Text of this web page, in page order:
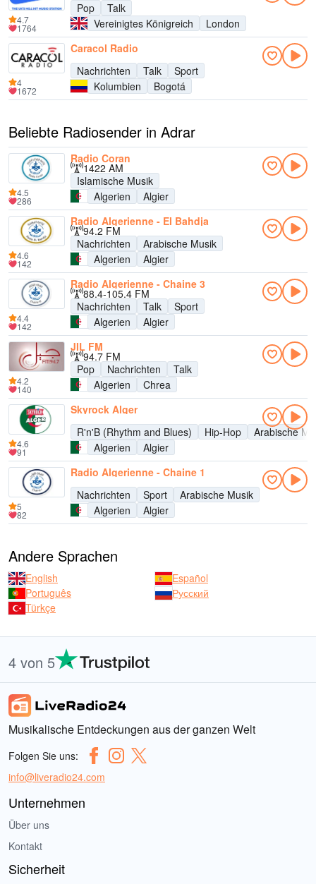
Pop
Talk
Vereinigtes Königreich
London
4.7
1764
Caracol Radio
Nachrichten
Talk
Sport
Kolumbien
Bogotá
4
1672
Beliebte Radiosender in Adrar
Radio Coran
1422 AM
Islamische Musik
Algerien
Algier
4.5
286
Radio Algerienne - El Bahdja
94.2 FM
Nachrichten
Arabische Musik
Algerien
Algier
4.6
142
Radio Algerienne - Chaine 3
88.4-105.4 FM
Nachrichten
Talk
Sport
Algerien
Algier
4.4
142
JIL FM
94.7 FM
Pop
Nachrichten
Talk
Algerien
Chrea
4.2
140
Skyrock Alger
R'n'B (Rhythm and Blues)
Hip-Hop
Arabische
Algerien
Algier
4.6
91
Radio Algerienne - Chaine 1
Nachrichten
Sport
Arabische Musik
Algerien
Algier
5
82
Andere Sprachen
English
Español
Português
Русский
Türkçe
4 von 5
Musikalische Entdeckungen aus der ganzen Welt
Folgen Sie uns:
info@liveradio24.com
Unternehmen
Über uns
Kontakt
Sicherheit